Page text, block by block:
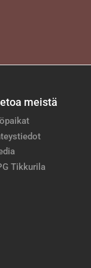
meistä
Tikkurila